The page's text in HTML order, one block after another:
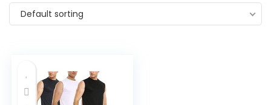
Default sorting